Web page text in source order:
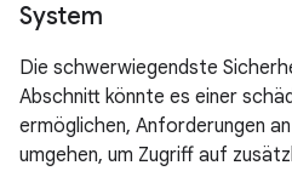
System
Die schwerwiegendste
Abschnitt könnte es einer
ermöglichen, Anforderungen
umgehen, um Zugriff auf